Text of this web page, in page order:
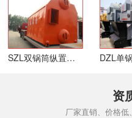
SZL双锅筒纵置式链条炉排生物质锅炉
资
厂家直销、价格